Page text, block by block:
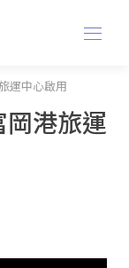
運中心啟用
港旅運